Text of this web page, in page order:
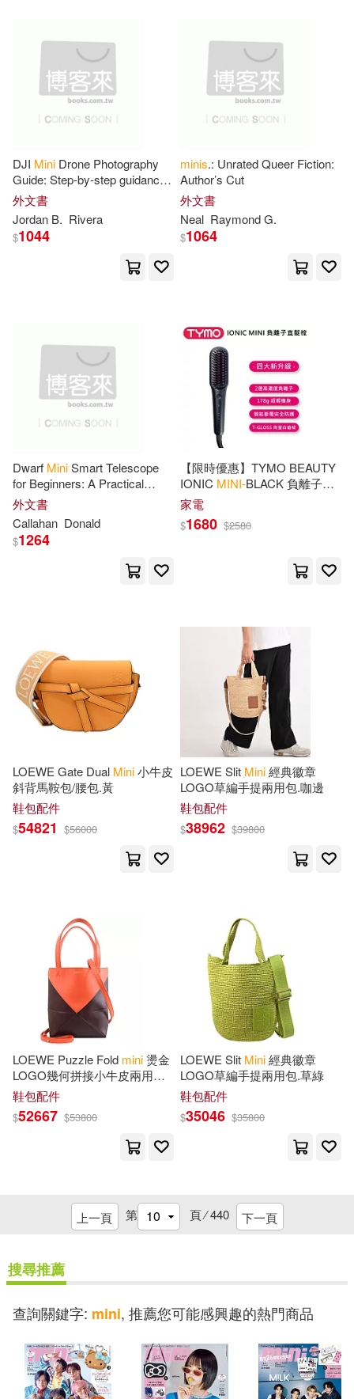
Collins(9)
Freeman(9) Happy(9)
Hart(9)
Lo Scarabeo(9) M.D.(9)
Martin Handford(9)
Present Notebooks(9)
Running Press(9)
Strzolka(9)
Sue(9) Sukach(9)
Tori(9)
Walton(9)
Barbara(8)
Blank Books(8)
Booktopus(8) Brave(8)
Coloring(8)
Debbie(8) Eli M(8)
Engelbreit(8) Eric(8)
George(8)
Gingerbread Xmas Vibes(8)
Go Be Kind(8) Inc.(8)
Jack(8) Jay (COP)(8)
Prestel Pub(3) Que Pub(3)
Rourke Pub Group(3)
School Specialty Childrens Pub(3)
Schott(3)
Silver Dolphin En Espanol(3)
Usborne Publishing Ltd(3)
Woolim Entertainment(3)
人民郵電出版社(3) 康軒(3)
楓樹林出版社(3)
貝塔(3)
4D Cityscape Inc(2)
AVEX(2)
Ann Arbor Media Group(2)
Barrons Juveniles(2)
Bendon Pub Intl(2)
Bloomsbury Childrens Books(2)
Brilliance Audio Lib Edn(2)
Brooklands Book Ltd(2)
Bz/Rights Stuff Inc(2)
Candlewick Pr(2)
Clever Media Group(2)
Consortium Book Sales & Dist(2)
DJI Mini Drone Photography
Guide: Step-by-step guidance
for achieving consistent,
visually compelling imagery
across
外文書
Jordan B. Rivera
$1044
minis.: Unrated Queer Fiction:
Author’s Cut
外文書
Neal Raymond G.
$1064
Dwarf MiniSmart Telescope
for Beginners: A Practical
Guide to Setup, Stargazing,
Astrophotography, Smart
Imaging
外文書
Callahan Donald
$1264
【限時優惠】TYMO BEAUTY
IONIC MINI-BLACK 負離子直
髮梳 減少毛躁 全球通用電壓
家電
$1680 $2580
LOEWE Gate Dual Mini小牛皮
斜背馬鞍包/腰包.黃
鞋包配件
$54821 $56000
LOEWE Slit Mini經典徽章
LOGO草編手提兩用包.咖邊
鞋包配件
$38962 $39800
LOEWE Puzzle Fold mini燙金
LOGO幾何拼接小牛皮兩用包.
橘/酒紅
鞋包配件
$52667 $53800
LOEWE Slit Mini經典徽章
LOGO草編手提兩用包.草綠
鞋包配件
$35046 $35800
上一頁 第 頁 ⁄440 下一頁
搜尋推薦
查詢關鍵字: mini, 推薦您可能感興趣的熱門商品